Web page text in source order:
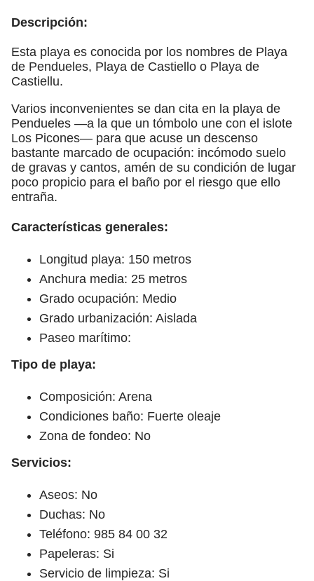
Descripción:
Esta playa es conocida por los nombres de Playa
de Pendueles, Playa de Castiello o Playa de
Castiellu.
Varios inconvenientes se dan cita en la playa de
Pendueles —a la que un tómbolo une con el islote
Los Picones— para que acuse un descenso
bastante marcado de ocupación: incómodo suelo
de gravas y cantos, amén de su condición de lugar
poco propicio para el baño por el riesgo que ello
entraña.
Características generales:
Longitud playa: 150 metros
Anchura media: 25 metros
Grado ocupación: Medio
Grado urbanización: Aislada
Paseo marítimo:
Tipo de playa:
Composición: Arena
Condiciones baño: Fuerte oleaje
Zona de fondeo: No
Servicios:
Aseos: No
Duchas: No
Teléfono: 985 84 00 32
Papeleras: Si
Servicio de limpieza: Si